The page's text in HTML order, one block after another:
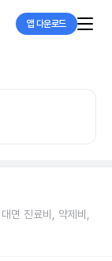
앱 다운로드
면 진료비, 약제비,